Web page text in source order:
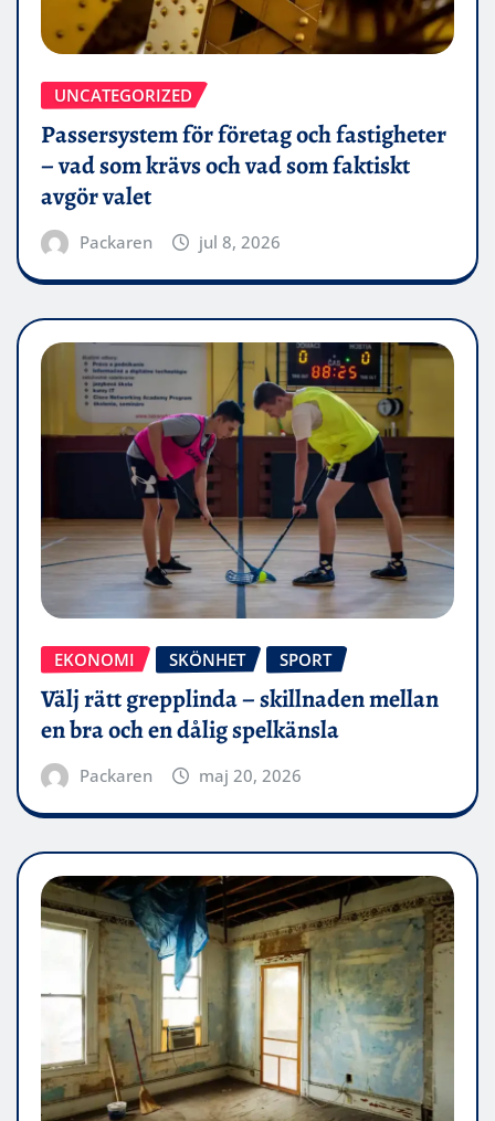
UNCATEGORIZED
Passersystem för företag och fastigheter
– vad som krävs och vad som faktiskt
avgör valet
Packaren jul 8, 2026
EKONOMI SKÖNHET SPORT
Välj rätt grepplinda – skillnaden mellan
en bra och en dålig spelkänsla
Packaren maj 20, 2026